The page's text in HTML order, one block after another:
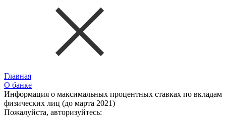
Главная
О банке
Информация о максимальных процентных ставках по вкладам
физических лиц (до марта 2021)
Пожалуйста, авторизуйтесь: